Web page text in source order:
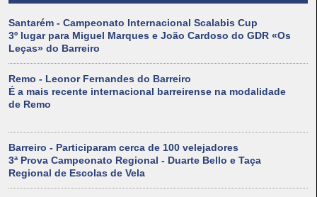
Santarém - Campeonato Internacional Scalabis Cup
3º lugar para Miguel Marques e João Cardoso do GDR «Os
Leças» do Barreiro
Remo - Leonor Fernandes do Barreiro
É a mais recente internacional barreirense na modalidade
de Remo
Barreiro - Participaram cerca de 100 velejadores
3ª Prova Campeonato Regional - Duarte Bello e Taça
Regional de Escolas de Vela